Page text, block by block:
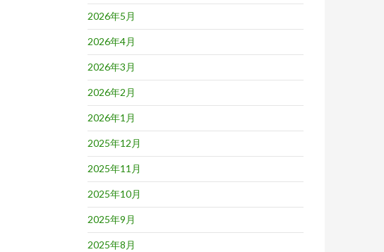
2026年5月
2026年4月
2026年3月
2026年2月
2026年1月
2025年12月
2025年11月
2025年10月
2025年9月
2025年8月